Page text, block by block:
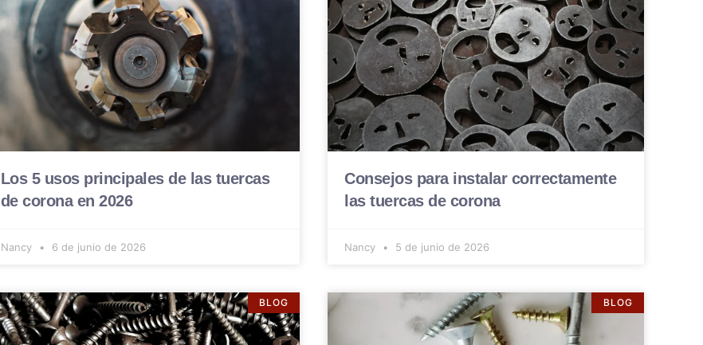
Los 5 usos principales de las tuercas
de corona en 2026
Nancy 6 de junio de 2026
Consejos para instalar correctamente
las tuercas de corona
Nancy 5 de junio de 2026
BLOG BLOG